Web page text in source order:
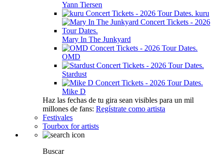
Yann Tiersen
kuru
Mary In The Junkyard
OMD
Stardust
Mike D
Haz las fechas de tu gira sean visibles para un mil
millones de fans: Regístrate como artista
Festivales
Tourbox for artists
Buscar